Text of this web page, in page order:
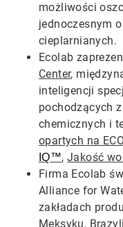
możliwości
jednoczesnym
cieplarnianych.
Ecolab
Center,
inteligencji
pochodzących
chemicznych i
opartych na
IQ™,Jakość
Firma Ecolab
Alliance for
zakładach
Meksyku,